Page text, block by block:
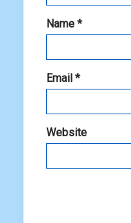
Name *
Email *
Website